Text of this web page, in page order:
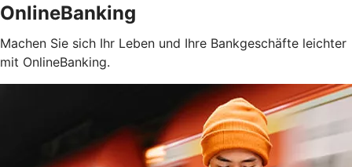
OnlineBanking
Machen Sie sich Ihr Leben und Ihre Bankgeschäfte leichter
mit OnlineBanking.